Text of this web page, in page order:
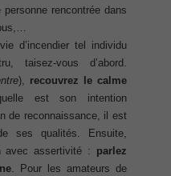
rencontrée dans
d’incendier tel individu
taisez-vous d’abord.
), recouvrez le calme
est son intention
de reconnaissance, il est
ses qualités. Ensuite,
avec assertivité : parlez
. Pour les amateurs de